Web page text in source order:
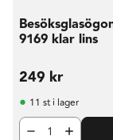
9169 klar lins
249 kr
11 st i lager